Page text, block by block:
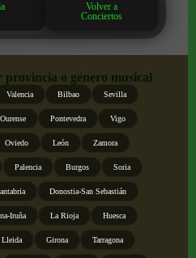
Volver a
Conciertos
provincia o género musical
Valencia Bilbao Sevilla
Ourense Pontevedra Vigo
Oviedo León Zamora
Palencia Burgos Soria
Donostia-San Sebastián
Iruña La Rioja Huesca
Lleida Girona Tarragona